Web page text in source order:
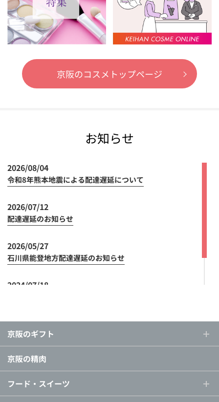
京阪のコスメトップページ
お知らせ
2026/08/04
令和8年熊本地震による配達遅延について
2026/07/12
配達遅延のお知らせ
2026/05/27
石川県能登地方配達遅延のお知らせ
2024/07/18
京阪のギフト
京阪の精肉
フード・スイーツ